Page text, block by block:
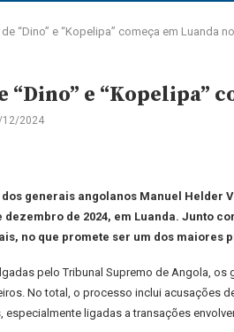
“Dino” e “Kopelipa” começa em Luanda
“Dino” e “Kopelipa”
12/2024
generais angolanos Manuel Helder
dezembro de 2024, em Luanda. Junto
no que promete ser um dos
pelo Tribunal Supremo de Angola,
No total, o processo inclui acusações
especialmente ligadas a transações